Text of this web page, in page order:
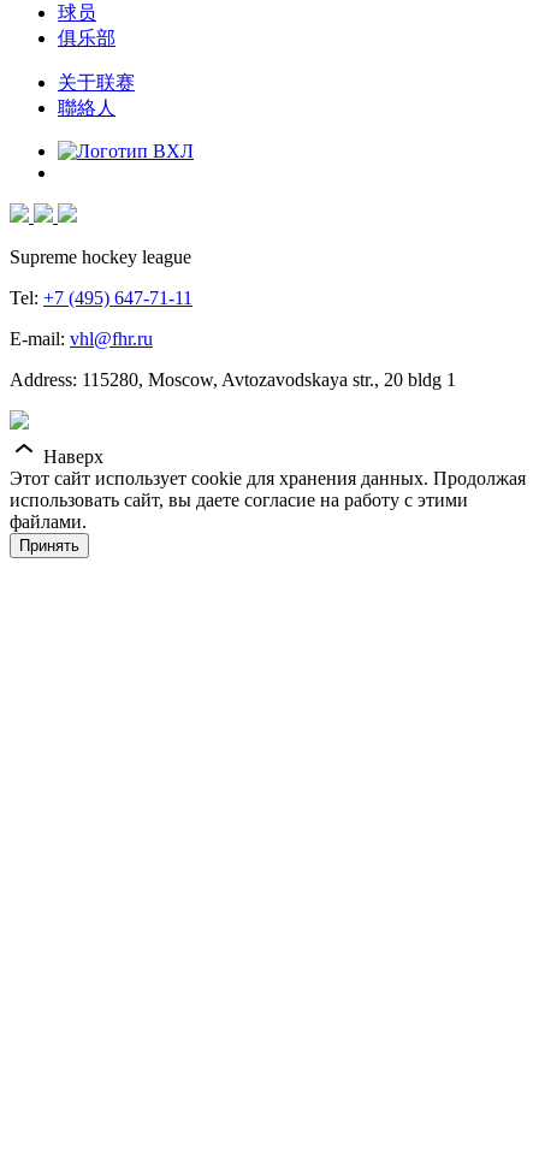
球员
俱乐部
关于联赛
聯絡人
Supreme hockey league
Tel: +7 (495) 647-71-11
E-mail: vhl@fhr.ru
Address: 115280, Moscow, Avtozavodskaya str., 20 bldg 1
Наверх
Этот сайт использует cookie для хранения данных. Продолжая
использовать сайт, вы даете согласие на работу с этими
файлами.
Принять